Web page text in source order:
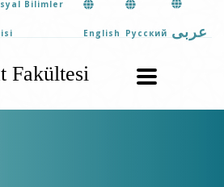
Bilimler
English Pусский عربى
Fakültesi